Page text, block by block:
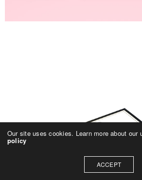
Our site uses cookies. Learn more about our
policy
ACCEPT